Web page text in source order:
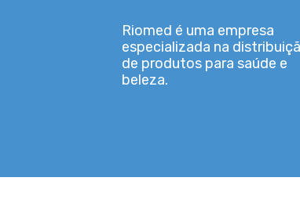
Riomed é uma empresa
especializada na
de produtos para saúde e
beleza.